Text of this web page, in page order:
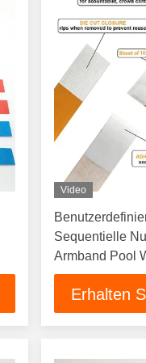
Video
Sequentielle
Armband Pool
Vollfarbdruck
Handgelenk
Erhalten